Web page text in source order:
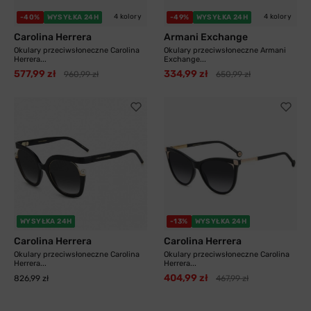
-40% WYSYŁKA 24H 4 kolory
Carolina Herrera
Okulary przeciwsłoneczne Carolina
Herrera...
577,99 zł 960,99 zł
-49% WYSYŁKA 24H 4 kolory
Armani Exchange
Okulary przeciwsłoneczne Armani
Exchange...
334,99 zł 650,99 zł
WYSYŁKA 24H
Carolina Herrera
Okulary przeciwsłoneczne Carolina
Herrera...
826,99 zł
-13% WYSYŁKA 24H
Carolina Herrera
Okulary przeciwsłoneczne Carolina
Herrera...
404,99 zł 467,99 zł